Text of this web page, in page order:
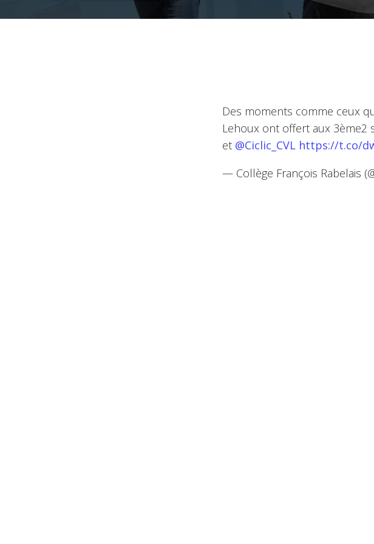
Des moments comme ceux
Lehoux ont offert aux 3ème2
et @Ciclic_CVL https://t.co/
— Collège François Rabelais